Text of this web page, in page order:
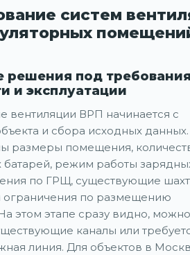
систем
под
и эксплуатации
вентиляции ВРП начинается с
и сбора исходных данных.
размеры помещения,
батарей, режим работы
по ГРЩ, существующие
ограничения по размещению
этом этапе сразу видно,
каналы или
линия. Для объектов в